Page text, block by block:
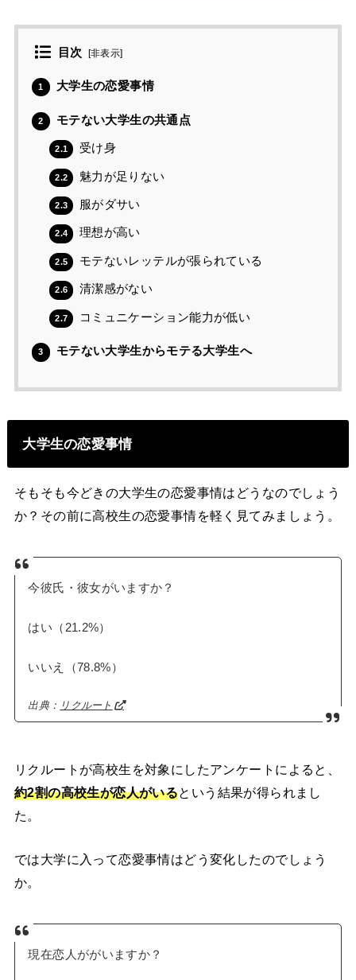
目次 [非表示]
1 大学生の恋愛事情
2 モテない大学生の共通点
2.1 受け身
2.2 魅力が足りない
2.3 服がダサい
2.4 理想が高い
2.5 モテないレッテルが張られている
2.6 清潔感がない
2.7 コミュニケーション能力が低い
3 モテない大学生からモテる大学生へ
大学生の恋愛事情
そもそも今どきの大学生の恋愛事情はどうなのでしょう
か？その前に高校生の恋愛事情を軽く見てみましょう。
今彼氏・彼女がいますか？
はい（21.2%）
いいえ（78.8%）
出典： リクルート
リクルートが高校生を対象にしたアンケートによると、
約2割の高校生が恋人がいるという結果が得られまし
た。
では大学に入って恋愛事情はどう変化したのでしょう
か。
現在恋人ががいますか？